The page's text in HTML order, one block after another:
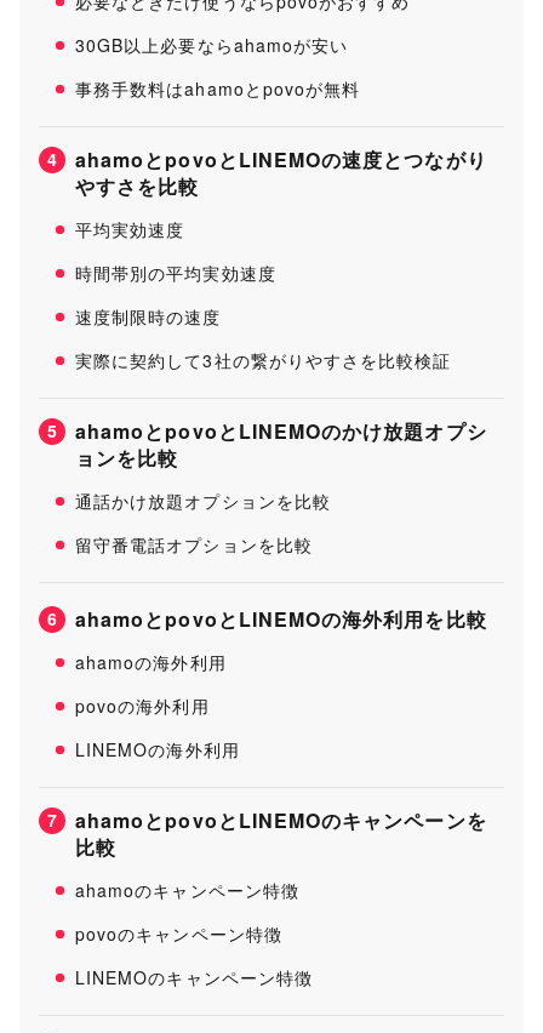
30GB以上必要ならahamoが安い
事務手数料はahamoとpovoが無料
4
ahamoとpovoとLINEMOの速度とつながり
やすさを比較
平均実効速度
時間帯別の平均実効速度
速度制限時の速度
実際に契約して3社の繋がりやすさを比較検証
5
ahamoとpovoとLINEMOのかけ放題オプシ
ョンを比較
通話かけ放題オプションを比較
留守番電話オプションを比較
6 ahamoとpovoとLINEMOの海外利用を比較
ahamoの海外利用
povoの海外利用
LINEMOの海外利用
7
ahamoとpovoとLINEMOのキャンペーンを
比較
ahamoのキャンペーン特徴
povoのキャンペーン特徴
LINEMOのキャンペーン特徴